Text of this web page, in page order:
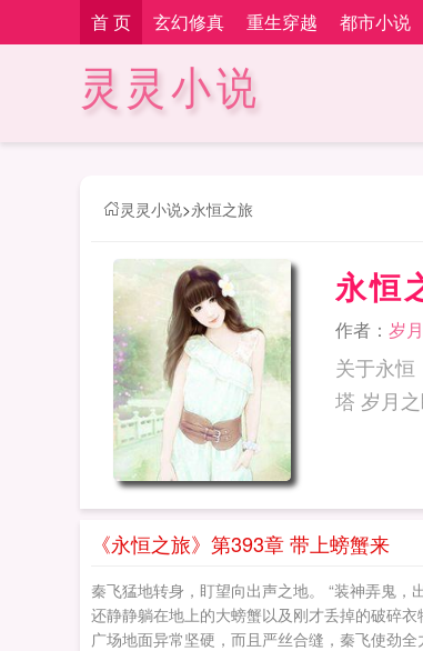
首 页 玄幻修真 重生穿越 都市小说
灵灵小说
灵灵小说>永恒之旅
永恒
作者： 岁
关于永恒：这
塔 岁月
《永恒之旅》第393章 带上螃蟹来
秦飞猛地转身，盯望向出声之地。 “装神弄鬼
还静静躺在地上的大螃蟹以及刚才丢掉的破碎
广场地面异常坚硬，而且严丝合缝，秦飞使劲